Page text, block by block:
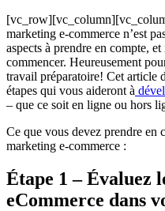
marketing e-commerce n’est
aspects à prendre en compte,
commencer. Heureusement
travail préparatoire! Cet article
étapes qui vous aideront à
– que ce soit en ligne ou hors
Ce que vous devez prendre en
marketing e-commerce :
Étape 1 – Évaluez
eCommerce dans